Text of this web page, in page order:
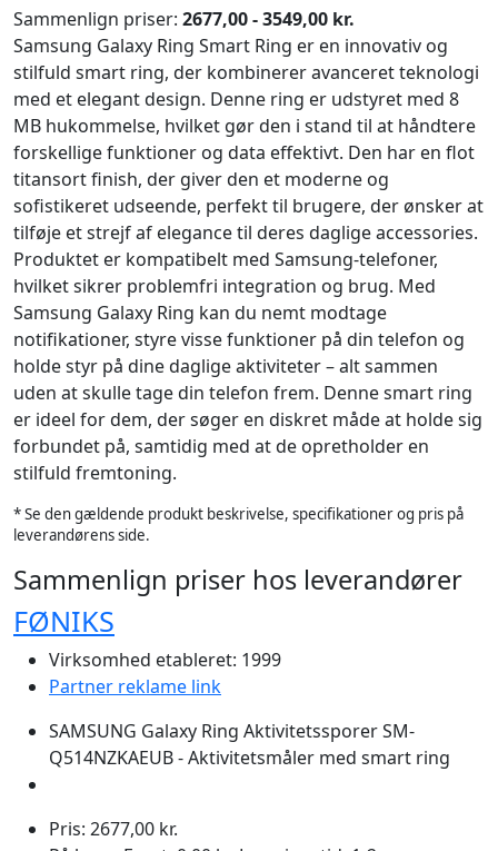
Sammenlign priser: 2677,00 - 3549,00 kr.
Samsung Galaxy Ring Smart Ring er en innovativ og
stilfuld smart ring, der kombinerer avanceret teknologi
med et elegant design. Denne ring er udstyret med 8
MB hukommelse, hvilket gør den i stand til at håndtere
forskellige funktioner og data effektivt. Den har en flot
titansort finish, der giver den et moderne og
sofistikeret udseende, perfekt til brugere, der ønsker at
tilføje et strejf af elegance til deres daglige accessories.
Produktet er kompatibelt med Samsung-telefoner,
hvilket sikrer problemfri integration og brug. Med
Samsung Galaxy Ring kan du nemt modtage
notifikationer, styre visse funktioner på din telefon og
holde styr på dine daglige aktiviteter – alt sammen
uden at skulle tage din telefon frem. Denne smart ring
er ideel for dem, der søger en diskret måde at holde sig
forbundet på, samtidig med at de opretholder en
stilfuld fremtoning.
* Se den gældende produkt beskrivelse, specifikationer og pris på
leverandørens side.
Sammenlign priser hos leverandører
FØNIKS
Virksomhed etableret: 1999
Partner reklame link
SAMSUNG Galaxy Ring Aktivitetssporer SM-
Q514NZKAEUB - Aktivitetsmåler med smart ring
Pris: 2677,00 kr.